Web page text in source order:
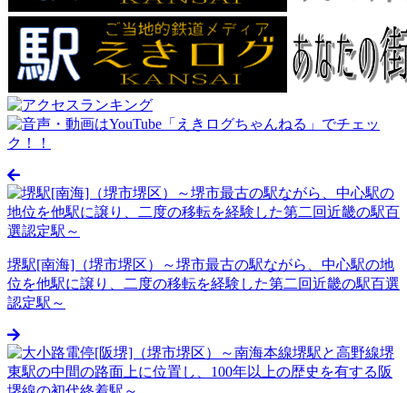
堺駅[南海]（堺市堺区）～堺市最古の駅ながら、中心駅の地
位を他駅に譲り、二度の移転を経験した第二回近畿の駅百選
認定駅～